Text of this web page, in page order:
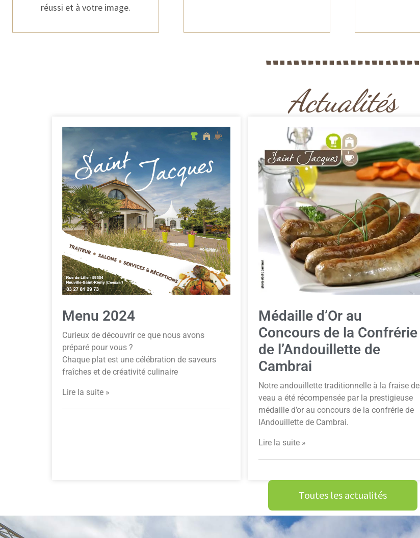
réussi et à votre image.
Actualités
Menu 2024
Curieux de découvrir ce que nous avons
préparé pour vous ?
Chaque plat est une célébration de saveurs
fraîches et de créativité culinaire
Lire la suite »
Médaille d’Or au
Concours de la Confrérie
de l’Andouillette de
Cambrai
Notre andouillette traditionnelle à la fraise de
veau a été récompensée par la prestigieuse
médaille d’or au concours de la confrérie de
lAndouillette de Cambrai.
Lire la suite »
Toutes les actualités